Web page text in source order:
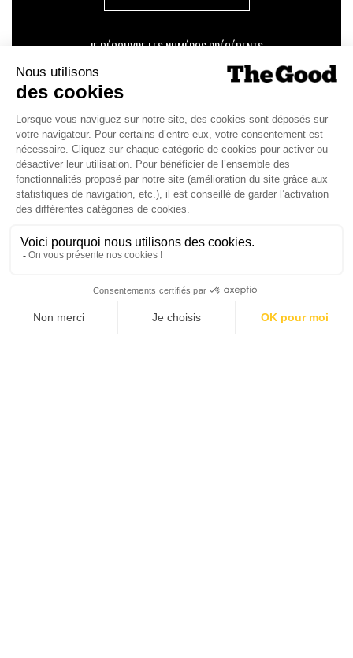
JE DÉCOUVRE LES NUMÉROS PRÉCÉDENTS
Je suis déjà abonné(e) :
version digitale
SUIVEZ-NOUS